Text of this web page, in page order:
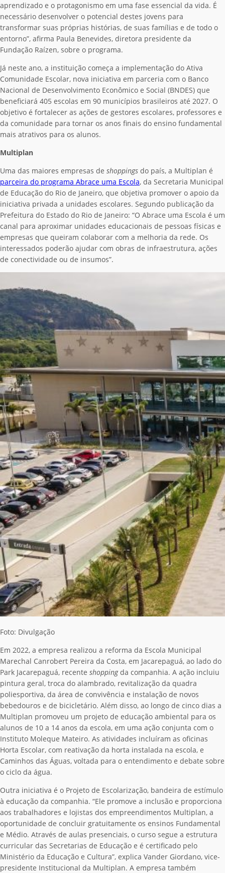
aprendizado e o protagonismo em uma fase essencial da vida. É
necessário desenvolver o potencial destes jovens para
transformar suas próprias histórias, de suas famílias e de todo o
entorno”, afirma Paula Benevides, diretora presidente da
Fundação Raízen, sobre o programa.
Já neste ano, a instituição começa a implementação do Ativa
Comunidade Escolar, nova iniciativa em parceria com o Banco
Nacional de Desenvolvimento Econômico e Social (BNDES) que
beneficiará 405 escolas em 90 municípios brasileiros até 2027. O
objetivo é fortalecer as ações de gestores escolares, professores e
da comunidade para tornar os anos finais do ensino fundamental
mais atrativos para os alunos.
Multiplan
Uma das maiores empresas de shoppings do país, a Multiplan é
parceira do programa Abrace uma Escola, da Secretaria Municipal
de Educação do Rio de Janeiro, que objetiva promover o apoio da
iniciativa privada a unidades escolares. Segundo publicação da
Prefeitura do Estado do Rio de Janeiro: “O Abrace uma Escola é um
canal para aproximar unidades educacionais de pessoas físicas e
empresas que queiram colaborar com a melhoria da rede. Os
interessados poderão ajudar com obras de infraestrutura, ações
de conectividade ou de insumos”.
Foto: Divulgação
Em 2022, a empresa realizou a reforma da Escola Municipal
Marechal Canrobert Pereira da Costa, em Jacarepaguá, ao lado do
Park Jacarepaguá, recente shoppingda companhia. A ação incluiu
pintura geral, troca do alambrado, revitalização da quadra
poliesportiva, da área de convivência e instalação de novos
bebedouros e de bicicletário. Além disso, ao longo de cinco dias a
Multiplan promoveu um projeto de educação ambiental para os
alunos de 10 a 14 anos da escola, em uma ação conjunta com o
Instituto Moleque Mateiro. As atividades incluíram as oficinas
Horta Escolar, com reativação da horta instalada na escola, e
Caminhos das Águas, voltada para o entendimento e debate sobre
o ciclo da água.
Outra iniciativa é o Projeto de Escolarização, bandeira de estímulo
à educação da companhia. “Ele promove a inclusão e proporciona
aos trabalhadores e lojistas dos empreendimentos Multiplan, a
oportunidade de concluir gratuitamente os ensinos Fundamental
e Médio. Através de aulas presenciais, o curso segue a estrutura
curricular das Secretarias de Educação e é certificado pelo
Ministério da Educação e Cultura”, explica Vander Giordano, vice-
presidente Institucional da Multiplan. A empresa também